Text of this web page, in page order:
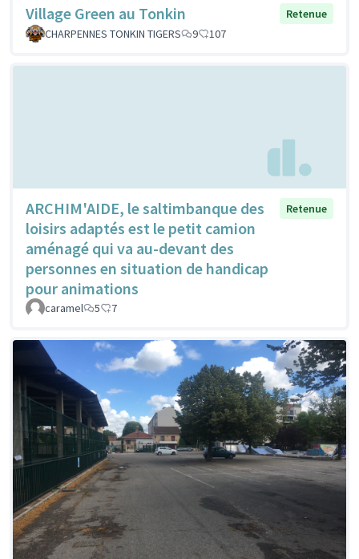
Village Green au Tonkin
Retenue
CHARPENNES TONKIN TIGERS
9 107
ARCHIM'AIDE, le saltimbanque des
loisirs adaptés est le petit camion
aménagé qui va au-devant des
personnes en situation de handicap
pour animations
Retenue
caramel 5 7